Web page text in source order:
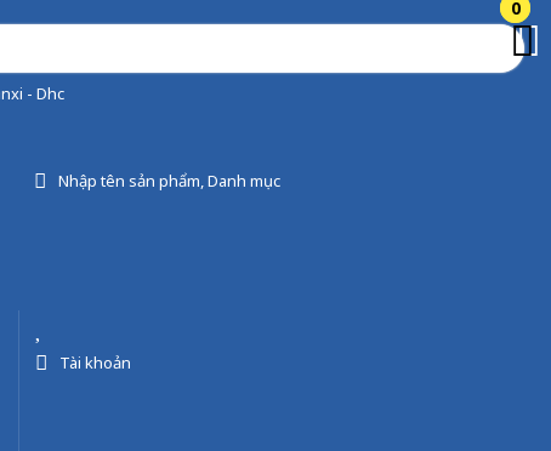
- Dhc
Nhập tên sản phẩm, Danh mục
0
Tài khoản
0